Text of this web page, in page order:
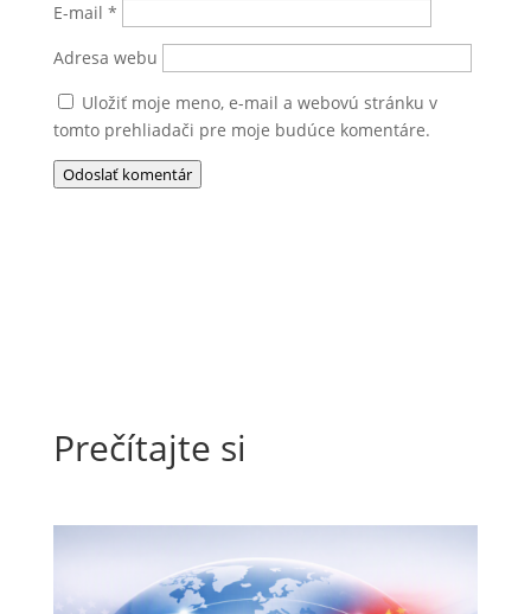
E-mail *
Adresa webu
Uložiť moje meno, e-mail a webovú stránku v
tomto prehliadači pre moje budúce komentáre.
Odoslať komentár
Prečítajte si